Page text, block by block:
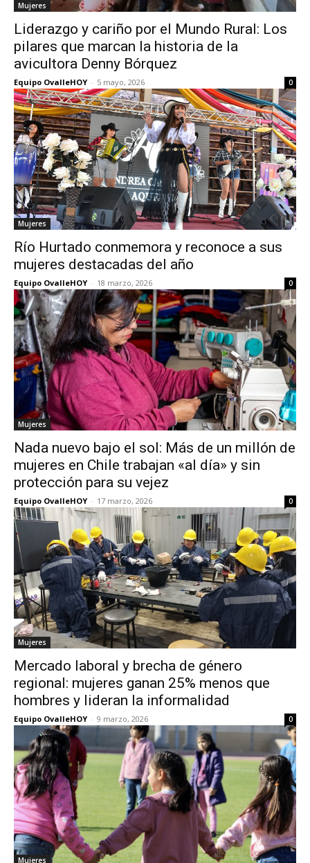
Mujeres
Liderazgo y cariño por el Mundo Rural: Los
pilares que marcan la historia de la
avicultora Denny Bórquez
Equipo OvalleHOY - 5 mayo, 2026 0
Mujeres
Río Hurtado conmemora y reconoce a sus
mujeres destacadas del año
Equipo OvalleHOY - 18 marzo, 2026 0
Mujeres
Nada nuevo bajo el sol: Más de un millón de
mujeres en Chile trabajan «al día» y sin
protección para su vejez
Equipo OvalleHOY - 17 marzo, 2026 0
Mujeres
Mercado laboral y brecha de género
regional: mujeres ganan 25% menos que
hombres y lideran la informalidad
Equipo OvalleHOY - 9 marzo, 2026 0
Mujeres